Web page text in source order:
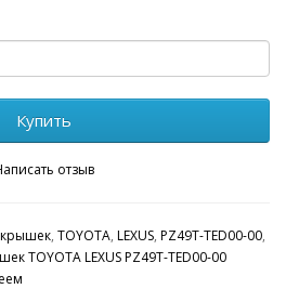
Купить
отзыв
, TOYOTA, LEXUS, PZ49T-TED00-00,
TOYOTA LEXUS PZ49T-TED00-00